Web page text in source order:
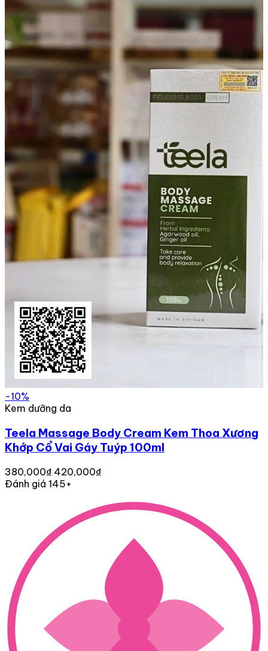
-10%
Kem dưỡng da
Teela Massage Body Cream Kem Thoa Xương
Khớp Cổ Vai Gáy Tuýp 100ml
380,000₫ 420,000₫
Đánh giá 145+